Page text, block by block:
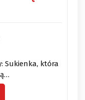
Sukienka, która